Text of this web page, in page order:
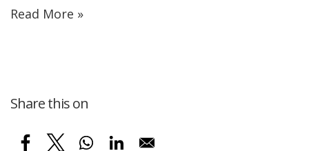
Read More »
Share this on